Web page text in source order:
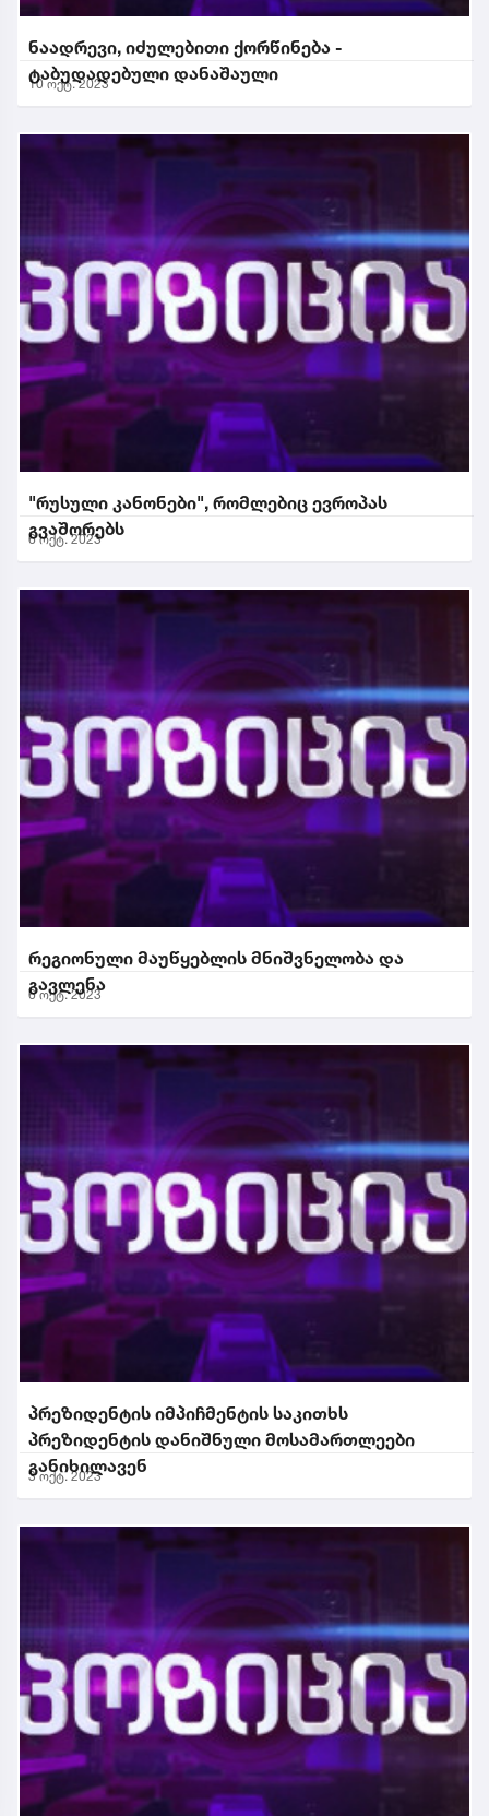
ნაადრევი, იძულებითი ქორწინება -
ტაბუდადებული დანაშაული
10 ოქტ. 2023
"რუსული კანონები", რომლებიც ევროპას
გვაშორებს
6 ოქტ. 2023
რეგიონული მაუწყებლის მნიშვნელობა და
გავლენა
6 ოქტ. 2023
პრეზიდენტის იმპიჩმენტის საკითხს
პრეზიდენტის დანიშნული მოსამართლეები
განიხილავენ
3 ოქტ. 2023